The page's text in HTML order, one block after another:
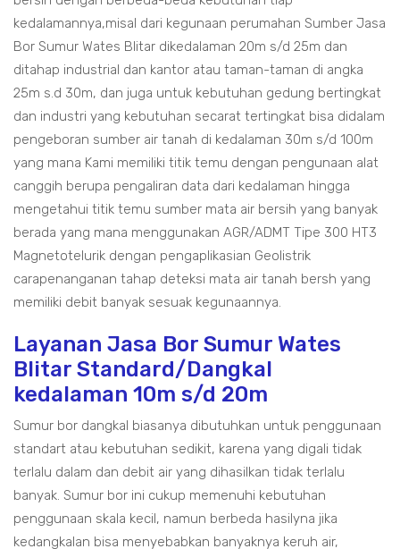
kedalamannya,misal dari kegunaan perumahan Sumber Jasa
Bor Sumur Wates Blitar dikedalaman 20m s/d 25m dan
ditahap industrial dan kantor atau taman-taman di angka
25m s.d 30m, dan juga untuk kebutuhan gedung bertingkat
dan industri yang kebutuhan secarat tertingkat bisa didalam
pengeboran sumber air tanah di kedalaman 30m s/d 100m
yang mana Kami memiliki titik temu dengan pengunaan alat
canggih berupa pengaliran data dari kedalaman hingga
mengetahui titik temu sumber mata air bersih yang banyak
berada yang mana menggunakan AGR/ADMT Tipe 300 HT3
Magnetotelurik dengan pengaplikasian Geolistrik
carapenanganan tahap deteksi mata air tanah bersh yang
memiliki debit banyak sesuak kegunaannya.
Layanan Jasa Bor Sumur Wates
Blitar Standard/Dangkal
kedalaman 10m s/d 20m
Sumur bor dangkal biasanya dibutuhkan untuk penggunaan
standart atau kebutuhan sedikit, karena yang digali tidak
terlalu dalam dan debit air yang dihasilkan tidak terlalu
banyak. Sumur bor ini cukup memenuhi kebutuhan
penggunaan skala kecil, namun berbeda hasilyna jika
kedangkalan bisa menyebabkan banyaknya keruh air,